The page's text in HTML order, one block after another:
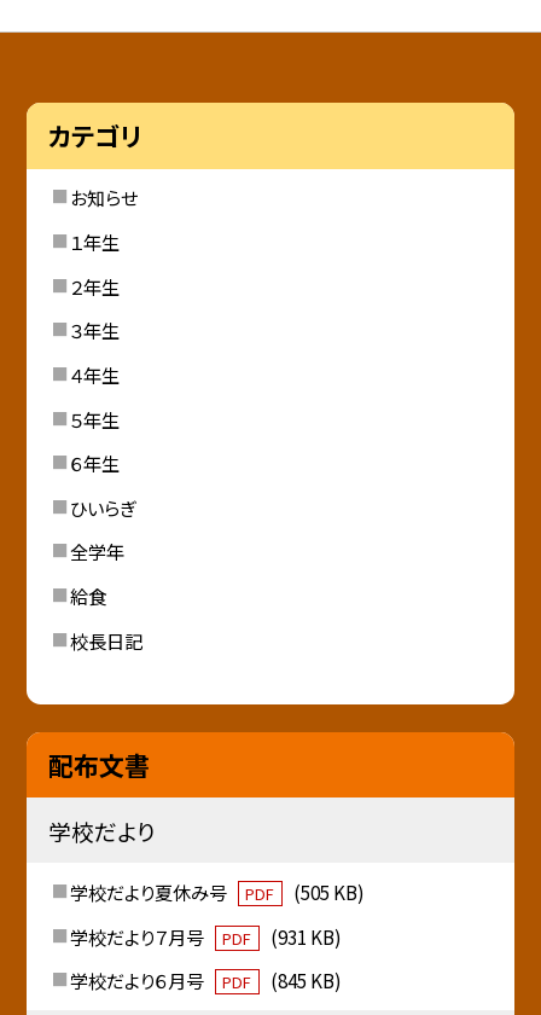
カテゴリ
お知らせ
１年生
２年生
３年生
４年生
５年生
６年生
ひいらぎ
全学年
給食
校長日記
配布文書
学校だより
学校だより夏休み号 PDF
(505 KB)
学校だより７月号
PDF
(931 KB)
学校だより６月号
PDF (845 KB)